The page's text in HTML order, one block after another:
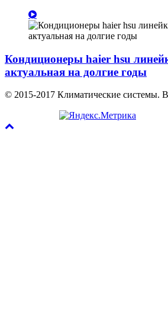
Кондиционеры haier hsu
актуальная на долгие годы
© 2015-2017 Климатические системы.